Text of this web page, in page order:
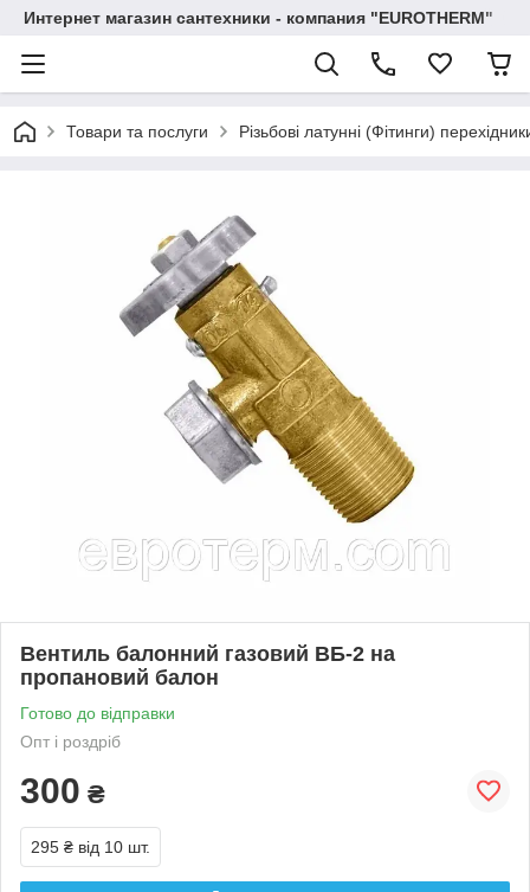
Интернет магазин сантехники - компания "EUROTHERM"
Товари та послуги Різьбові латунні (Фітинги)
Вентиль балонний газовий ВБ-2 на
пропановий балон
Готово до відправки
Опт і роздріб
300 ₴
295 ₴ від 10 шт.